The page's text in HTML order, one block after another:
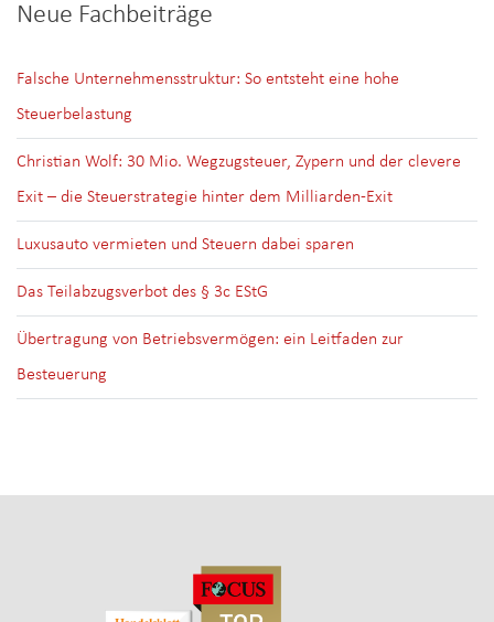
Neue Fachbeiträge
Falsche Unternehmensstruktur: So entsteht eine hohe
Steuerbelastung
Christian Wolf: 30 Mio. Wegzugsteuer, Zypern und der clevere
Exit – die Steuerstrategie hinter dem Milliarden-Exit
Luxusauto vermieten und Steuern dabei sparen
Das Teilabzugsverbot des § 3c EStG
Übertragung von Betriebsvermögen: ein Leitfaden zur
Besteuerung